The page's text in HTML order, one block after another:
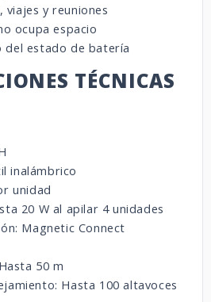
y reuniones
ocupa espacio
del estado de batería
TÉCNICAS
inalámbrico
unidad
20 W al apilar 4 unidades
Magnetic Connect
50 m
Hasta 100 altavoces